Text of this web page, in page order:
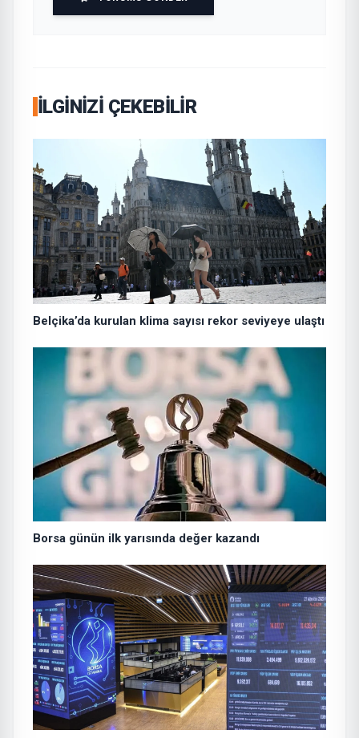
İLGINIZI ÇEKEBILIR
Belçika’da kurulan klima sayısı rekor seviyeye ulaştı
Borsa günün ilk yarısında değer kazandı